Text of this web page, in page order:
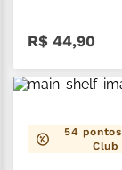
R$ 44,90
54
Club